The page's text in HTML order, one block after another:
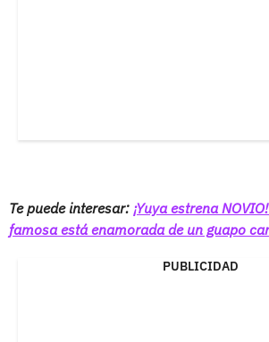
Te puede interesar: ¡Yuya estrena
famosa está enamorada de un guapo
PUBLICIDAD